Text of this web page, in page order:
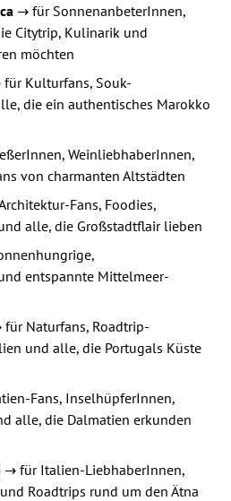
→ für SonnenanbeterInnen,
Citytrip, Kulinarik und
möchten
Kulturfans, Souk-
die ein authentisches Marokko
WeinliebhaberInnen,
von charmanten Altstädten
Fans, Foodies,
alle, die Großstadtflair lieben
entspannte Mittelmeer-
Naturfans, Roadtrip-
und alle, die Portugals Küste
Fans, InselhüpferInnen,
alle, die Dalmatien erkunden
→ für Italien-LiebhaberInnen,
Roadtrips rund um den Ätna